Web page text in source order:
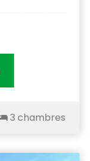
3 chambres